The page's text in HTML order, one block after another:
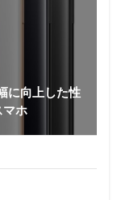
に向上した性
マホ